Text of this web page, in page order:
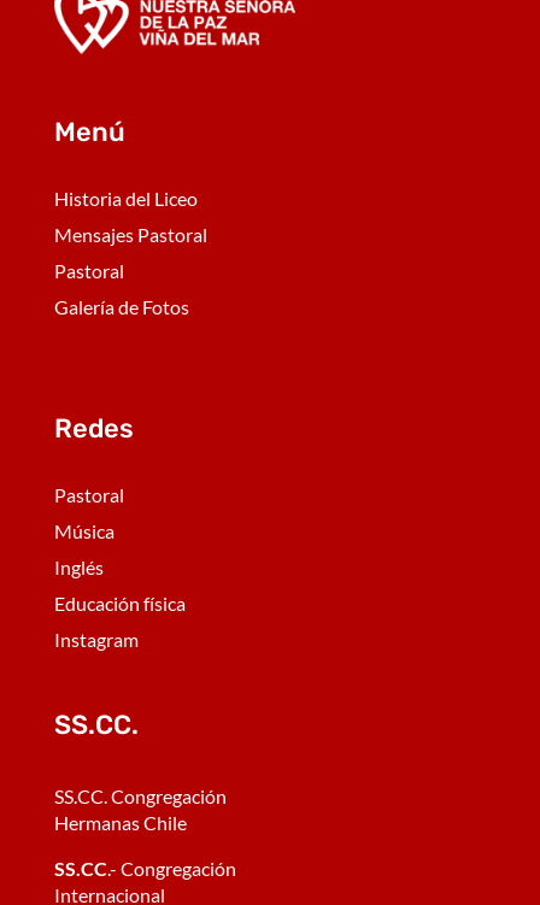
Menú
Historia del Liceo
Mensajes Pastoral
Pastoral
Galería de Fotos
Redes
Pastoral
Música
Inglés
Educación física
Instagram
SS.CC.
SS.CC. Congregación
Hermanas Chile
SS.CC.- Congregación
Internacional